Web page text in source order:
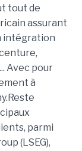
tout de
assurant
intégration
Avec pour
à
parmi
(LSEG),